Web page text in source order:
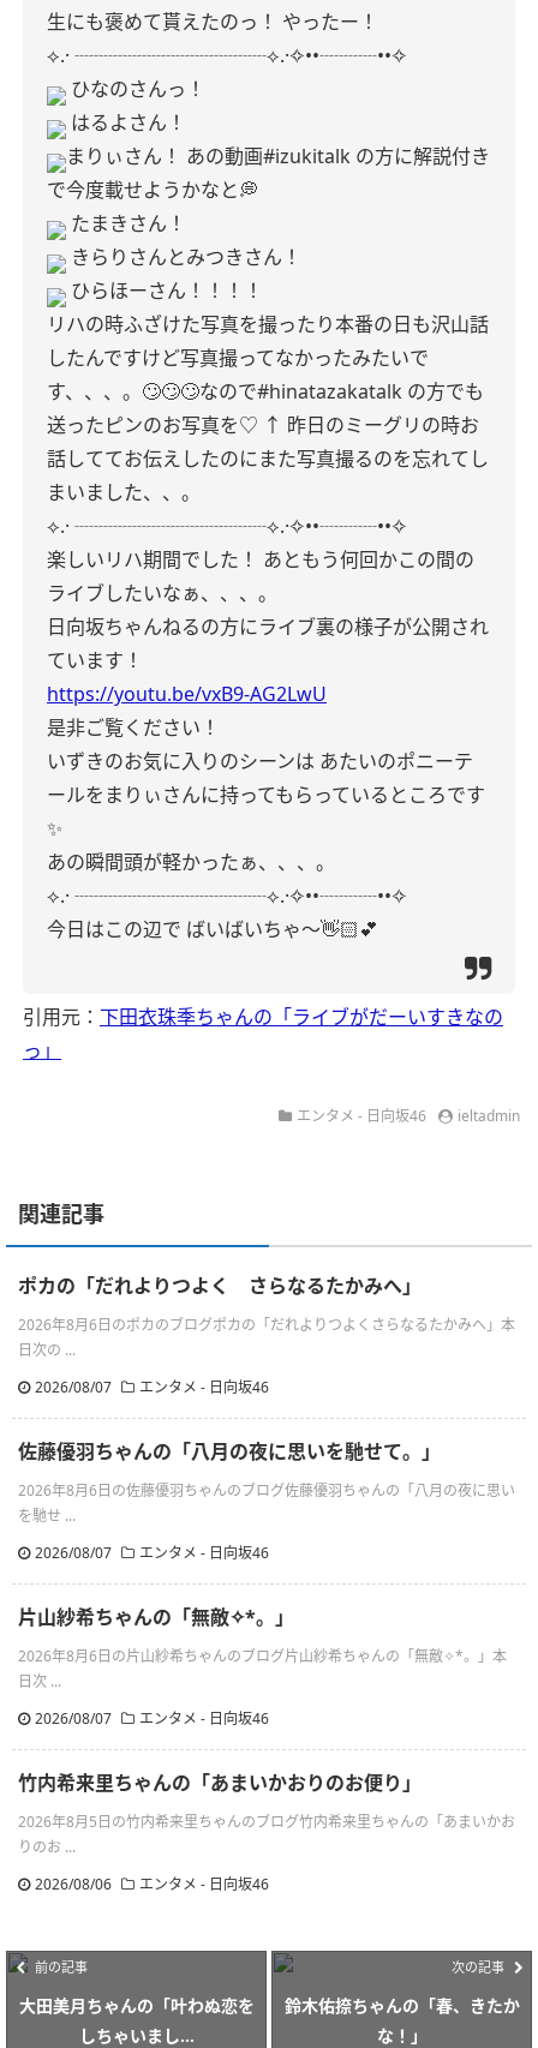
生にも褒めて貰えたのっ！ やったー！
⟡.· ┈┈┈┈┈┈┈┈┈┈⟡.·✧••┈┈┈••✧
ひなのさんっ！
はるよさん！
まりぃさん！ あの動画#izukitalk の方に解説付き
で今度載せようかなと💭
たまきさん！
きらりさんとみつきさん！
ひらほーさん！！！！
リハの時ふざけた写真を撮ったり本番の日も沢山話
したんですけど写真撮ってなかったみたいで
す、、、。🙄🙄🙄なので#hinatazakatalk の方でも
送ったピンのお写真を♡ ↑ 昨日のミーグリの時お
話しててお伝えしたのにまた写真撮るのを忘れてし
まいました、、。
⟡.· ┈┈┈┈┈┈┈┈┈┈⟡.·✧••┈┈┈••✧
楽しいリハ期間でした！ あともう何回かこの間の
ライブしたいなぁ、、、。
日向坂ちゃんねるの方にライブ裏の様子が公開され
ています！
https://youtu.be/vxB9-AG2LwU
是非ご覧ください！
いずきのお気に入りのシーンは あたいのポニーテ
ールをまりぃさんに持ってもらっているところです
✨️
あの瞬間頭が軽かったぁ、、、。
⟡.· ┈┈┈┈┈┈┈┈┈┈⟡.·✧••┈┈┈••✧
今日はこの辺で ばいばいちゃ〜👋🏻‪💕
引用元： 下田衣珠季ちゃんの「ライブがだーいすきなの
っ」
エンタメ - 日向坂46 ieltadmin
関連記事
ポカの「だれよりつよく さらなるたかみへ」
2026年8月6日のポカのブログポカの「だれよりつよくさらなるたかみへ」本
日次の ...
2026/08/07
エンタメ - 日向坂46
佐藤優羽ちゃんの「八月の夜に思いを馳せて。」
2026年8月6日の佐藤優羽ちゃんのブログ佐藤優羽ちゃんの「八月の夜に思い
を馳せ ...
2026/08/07
エンタメ - 日向坂46
片山紗希ちゃんの「無敵✧︎*。」
2026年8月6日の片山紗希ちゃんのブログ片山紗希ちゃんの「無敵✧︎*。」本
日次 ...
2026/08/07
エンタメ - 日向坂46
竹内希来里ちゃんの「あまいかおりのお便り」
2026年8月5日の竹内希来里ちゃんのブログ竹内希来里ちゃんの「あまいかお
りのお ...
2026/08/06
エンタメ - 日向坂46
前の記事
大田美月ちゃんの「叶わぬ恋を
しちゃいまし...
次の記事
鈴木佑捺ちゃんの「春、きたか
な！」